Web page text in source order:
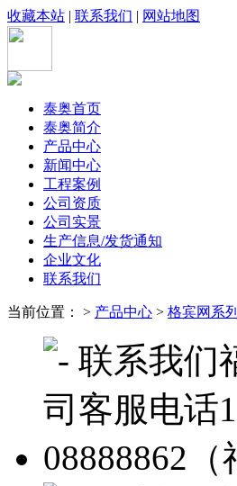
收藏本站 | 联系我们 | 网站地图
泰奥首页
泰奥简介
产品中心
新闻中心
工程案例
公司资质
公司实景
生产信息/发货通知
企业文化
联系我们
当前位置： > 产品中心 > 格宾网系列